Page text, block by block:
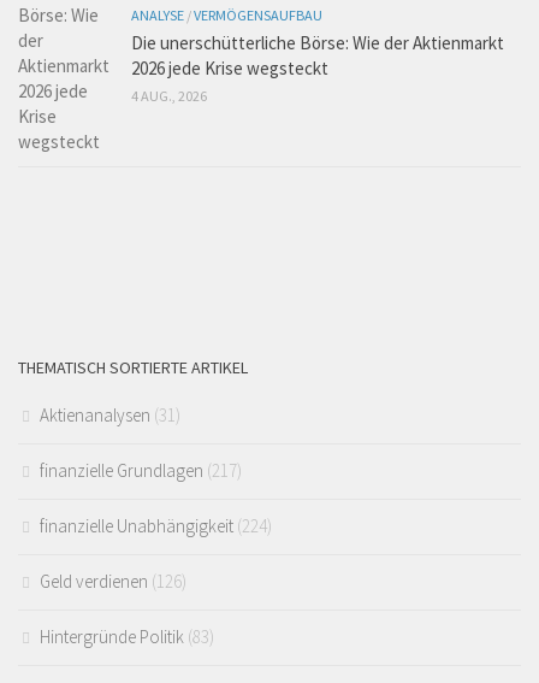
ANALYSE /VERMÖGENSAUFBAU
Die unerschütterliche Börse: Wie der Aktienmarkt
2026 jede Krise wegsteckt
4 AUG., 2026
THEMATISCH SORTIERTE ARTIKEL
Aktienanalysen (31)
finanzielle Grundlagen (217)
finanzielle Unabhängigkeit (224)
Geld verdienen (126)
Hintergründe Politik (83)